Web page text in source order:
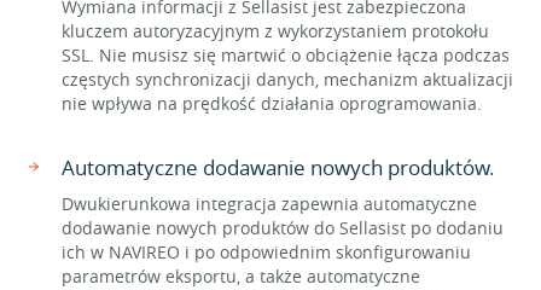
Wymiana informacji z Sellasist jest zabezpieczona
kluczem autoryzacyjnym z wykorzystaniem protokołu
SSL. Nie musisz się martwić o obciążenie łącza podczas
częstych synchronizacji danych, mechanizm aktualizacji
nie wpływa na prędkość działania oprogramowania.
Automatyczne dodawanie nowych produktów.
Dwukierunkowa integracja zapewnia automatyczne
dodawanie nowych produktów do Sellasist po dodaniu
ich w NAVIREO i po odpowiednim skonfigurowaniu
parametrów eksportu, a także automatyczne